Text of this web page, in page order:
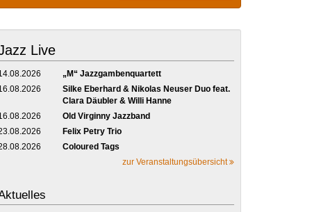
Live
„M“ Jazzgambenquartett
Silke Eberhard & Nikolas Neuser Duo feat.
Clara Däubler & Willi Hanne
Old Virginny Jazzband
Felix Petry Trio
Coloured Tags
zur Veranstaltungsübersicht